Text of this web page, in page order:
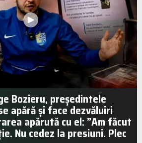
Bozieru, președintele
apără și face dezvăluiri
apărută cu el: ”Am făcut
Nu cedez la presiuni. Plec